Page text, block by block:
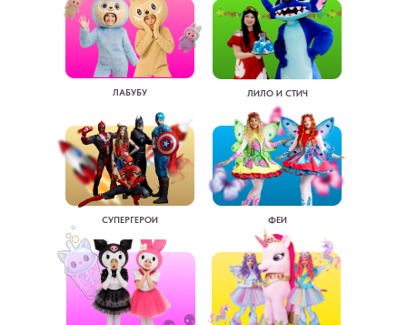
ЛИЛО И СТИЧ
ЛАБУБУ
ФЕИ
СУПЕРГЕРОИ